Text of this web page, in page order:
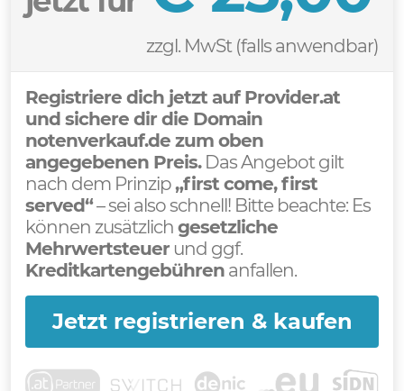
zzgl. MwSt (falls anwendbar)
Registriere dich jetzt auf Provider.at
und sichere dir die Domain
notenverkauf.de zum oben
angegebenen Preis.Das Angebot gilt
nach dem Prinzip„first come, first
served“– sei also schnell! Bitte beachte: Es
können zusätzlich gesetzliche
Mehrwertsteuer und ggf.
Kreditkartengebühren anfallen.
Jetzt registrieren & kaufen